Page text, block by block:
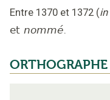
Entre 1370 et 1372 (in
et nommé.
ORTHOGRAPHE